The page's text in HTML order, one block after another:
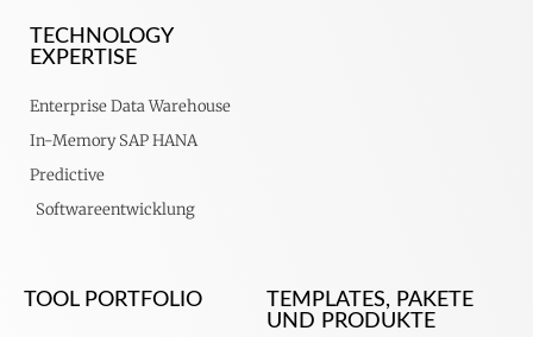
TECHNOLOGY
EXPERTISE
Enterprise Data Warehouse
In-Memory SAP HANA
Predictive
Softwareentwicklung
TOOL PORTFOLIO
TEMPLATES, PAKETE
UND PRODUKTE